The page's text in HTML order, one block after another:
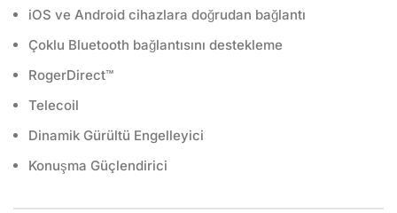
iOS ve Android cihazlara doğrudan bağlantı
Çoklu Bluetooth bağlantısını destekleme
RogerDirect™
Telecoil
Dinamik Gürültü Engelleyici
Konuşma Güçlendirici